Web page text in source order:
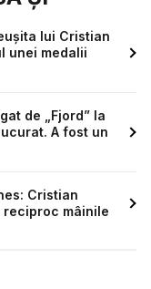
lui Cristian
unei medalii
de „Fjord” la
A fost un
Cristian
mâinile